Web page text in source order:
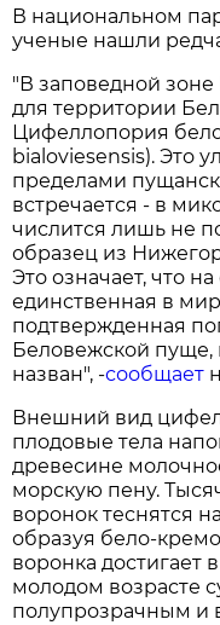
В национальном
ученые нашли
"В заповедной
для территории
Цифеллопория
bialoviesensis). Это
пределами
встречается - в
числится лишь не
образец из
Это означает, что
единственная в
подтвержденная
Беловежской пуще,
назван", -сообщает
Внешний вид
плодовые тела
древесине
морскую пену.
воронок теснятся
образуя бело-
воронка достигает
молодом возрасте
полупрозрачным и